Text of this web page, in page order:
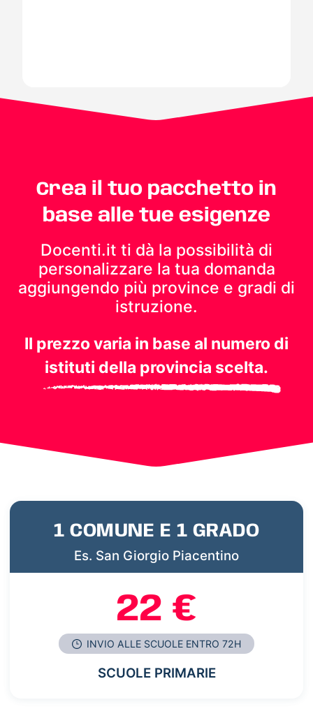
Crea il tuo pacchetto in
base alle tue esigenze
Docenti.it ti dà la possibilità di
personalizzare la tua domanda
aggiungendo più province e gradi di
istruzione.
Il prezzo varia in base al numero di
istituti della provincia scelta.
1 COMUNE E 1 GRADO
Es. San Giorgio Piacentino
22 €
INVIO ALLE SCUOLE ENTRO 72H
SCUOLE PRIMARIE